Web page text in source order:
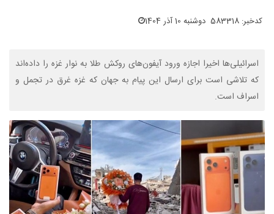
کدخبر: 583318 دوشنبه 10 آذر 1404
اسرائیلی‌ها اخیرا اجازه ورود آیفون‌های روکش طلا به نوار غزه را داده‌اند
که تلاشی است برای ارسال این پیام به جهان که غزه غرق در تجمل و
اسراف است.